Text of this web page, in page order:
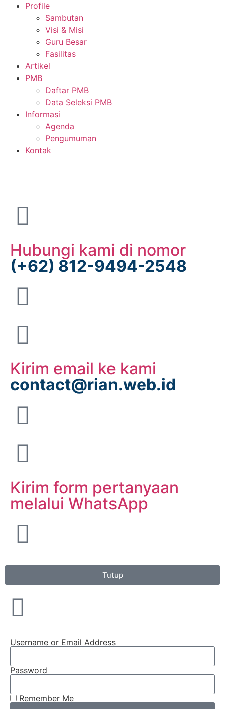
Profile
Sambutan
Visi & Misi
Guru Besar
Fasilitas
Artikel
PMB
Daftar PMB
Data Seleksi PMB
Informasi
Agenda
Pengumuman
Kontak
Hubungi kami di nomor
(+62) 812-9494-2548
Kirim email ke kami
contact@rian.web.id
Kirim form pertanyaan
melalui WhatsApp
Tutup
Username or Email Address
Password
Remember Me